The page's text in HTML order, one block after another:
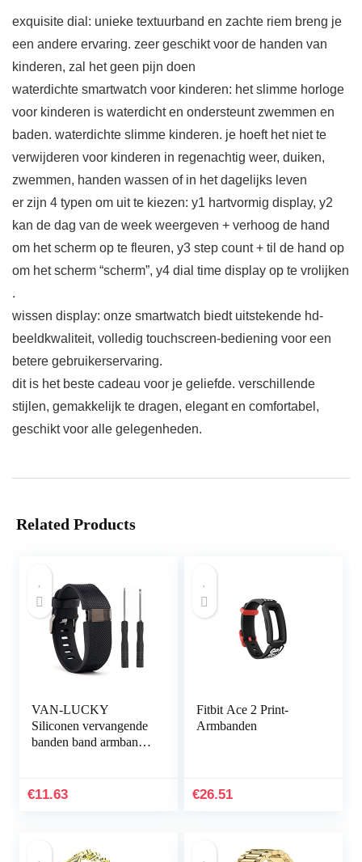
exquisite dial: unieke textuurband en zachte riem breng je
een andere ervaring. zeer geschikt voor de handen van
kinderen, zal het geen pijn doen
waterdichte smartwatch voor kinderen: het slimme horloge
voor kinderen is waterdicht en ondersteunt zwemmen en
baden. waterdichte slimme kinderen. je hoeft het niet te
verwijderen voor kinderen in regenachtig weer, duiken,
zwemmen, handen wassen of in het dagelijks leven
er zijn 4 typen om uit te kiezen: y1 hartvormig display, y2
kan de dag van de week weergeven + verhoog de hand
om het scherm op te fleuren, y3 step count + til de hand op
om het scherm “scherm”, y4 dial time display op te vrolijken
.
wissen display: onze smartwatch biedt uitstekende hd-
beeldkwaliteit, volledig touchscreen-bediening voor een
betere gebruikerservaring.
dit is het beste cadeau voor je geliefde. verschillende
stijlen, gemakkelijk te dragen, elegant en comfortabel,
geschikt voor alle gelegenheden.
Related Products
VAN-LUCKY
Siliconen vervangende
banden band armband
accessoires groot
€11.63
Fitbit Ace 2 Print-
Armbanden
€26.51